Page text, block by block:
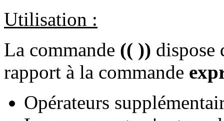
Utilisation :
La commande (( )) dispose
rapport à la commande
Opérateurs